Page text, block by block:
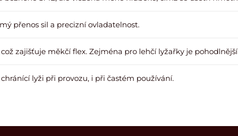
přenos sil a precizní ovladatelnost.
zajišťuje měkčí flex. Zejména pro lehčí lyžařky je
lyži při provozu, i při častém používání.